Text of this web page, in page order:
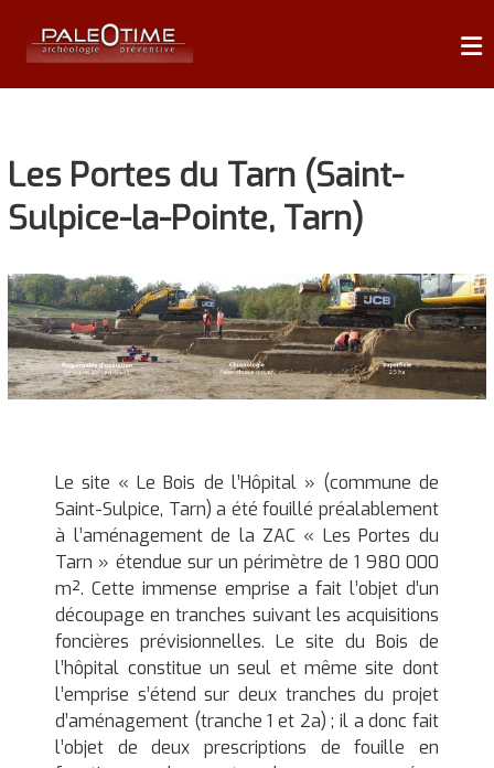
content
P
A
O
I
E
A
r
c
Les Portes du Tarn (Saint-
Sulpice-la-Pointe, Tarn)
Le site « Le Bois de l’Hôpital » (commune de
Saint-Sulpice, Tarn) a été fouillé préalablement
à l’aménagement de la ZAC « Les Portes du
Tarn » étendue sur un périmètre de 1 980 000
m². Cette immense emprise a fait l’objet d’un
découpage en tranches suivant les acquisitions
foncières prévisionnelles. Le site du Bois de
l’hôpital constitue un seul et même site dont
l’emprise s’étend sur deux tranches du projet
d’aménagement (tranche 1 et 2a) ; il a donc fait
l’objet de deux prescriptions de fouille en